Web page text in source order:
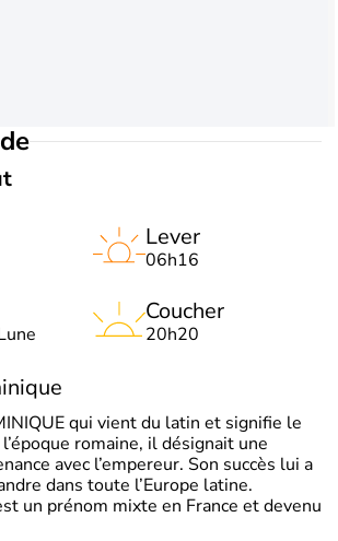
Lever
06h16
Coucher
20h20
qui vient du latin et signifie le
romaine, il désignait une
avec l’empereur. Son succès lui a
dans toute l’Europe latine.
un prénom mixte en France et devenu